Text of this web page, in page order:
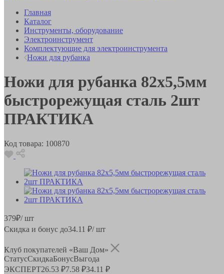
Главная
Каталог
Инструменты, оборудование
Электроинструмент
Комплектующие для электроинструмента
Ножи для рубанка
Ножи для рубанка 82х5,5мм
быстрорежущая сталь 2шт
ПРАКТИКА
Код товара: 100870
379₽/ шт
Скидка и бонус до34.11 ₽/ шт
Клуб покупателей «Ваш Дом»
СтатусСкидкаБонусВыгода
ЭКСПЕРТ26.53 ₽7.58 ₽34.11 ₽